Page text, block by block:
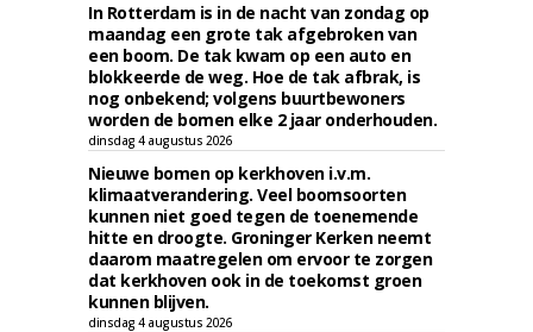
In Rotterdam is in de nacht van zondag op
maandag een grote tak afgebroken van
een boom. De tak kwam op een auto en
blokkeerde de weg. Hoe de tak afbrak, is
nog onbekend; volgens buurtbewoners
worden de bomen elke 2 jaar onderhouden.
dinsdag 4 augustus 2026
Nieuwe bomen op kerkhoven i.v.m.
klimaatverandering. Veel boomsoorten
kunnen niet goed tegen de toenemende
hitte en droogte. Groninger Kerken neemt
daarom maatregelen om ervoor te zorgen
dat kerkhoven ook in de toekomst groen
kunnen blijven.
dinsdag 4 augustus 2026